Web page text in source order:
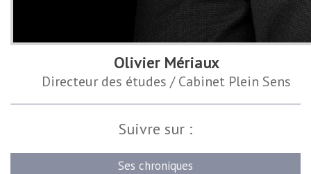
Olivier Mériaux
Directeur des études / Cabinet Plein Sens
Suivre sur :
Ses chroniques